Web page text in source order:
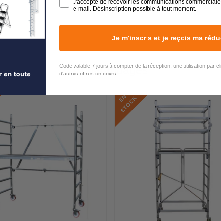
Echafaudages
E
N
S
T
O
C
K
J'accepte de recevoir les communications
e-mail. Désinscription possible à tout moment.
Je m'inscris et je reçois ma
Code valable 7 jours à compter de la réception, une utilisation par
d'autres offres en cours.